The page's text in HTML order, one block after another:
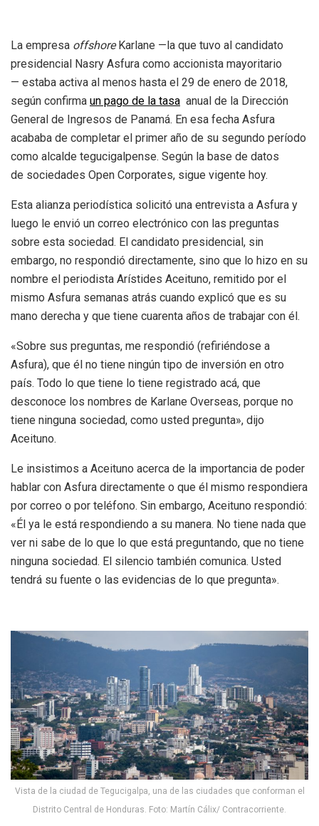
La empresa offshore Karlane —la que tuvo al candidato
presidencial Nasry Asfura como accionista mayoritario
— estaba activa al menos hasta el 29 de enero de 2018,
según confirma un pago de la tasa anual de la Dirección
General de Ingresos de Panamá. En esa fecha Asfura
acababa de completar el primer año de su segundo período
como alcalde tegucigalpense. Según la base de datos
de sociedades Open Corporates, sigue vigente hoy.
Esta alianza periodística solicitó una entrevista a Asfura y
luego le envió un correo electrónico con las preguntas
sobre esta sociedad. El candidato presidencial, sin
embargo, no respondió directamente, sino que lo hizo en su
nombre el periodista Arístides Aceituno, remitido por el
mismo Asfura semanas atrás cuando explicó que es su
mano derecha y que tiene cuarenta años de trabajar con él.
«Sobre sus preguntas, me respondió (refiriéndose a
Asfura), que él no tiene ningún tipo de inversión en otro
país. Todo lo que tiene lo tiene registrado acá, que
desconoce los nombres de Karlane Overseas, porque no
tiene ninguna sociedad, como usted pregunta», dijo
Aceituno.
Le insistimos a Aceituno acerca de la importancia de poder
hablar con Asfura directamente o que él mismo respondiera
por correo o por teléfono. Sin embargo, Aceituno respondió:
«Él ya le está respondiendo a su manera. No tiene nada que
ver ni sabe de lo que lo que está preguntando, que no tiene
ninguna sociedad. El silencio también comunica. Usted
tendrá su fuente o las evidencias de lo que pregunta».
Vista de la ciudad de Tegucigalpa, una de las ciudades que conforman el
Distrito Central de Honduras. Foto: Martín Cálix/ Contracorriente.